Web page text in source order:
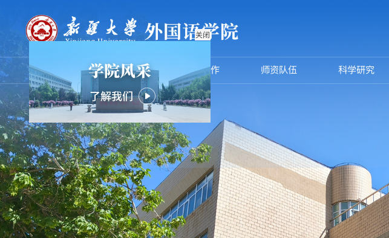
首页 学院概况 党建工作 师资队伍 科学研究